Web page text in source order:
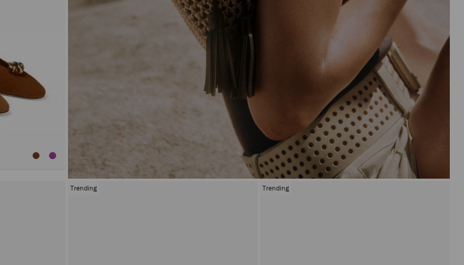
Trending Trending